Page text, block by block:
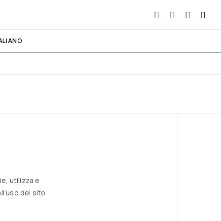
utilizza e
del sito